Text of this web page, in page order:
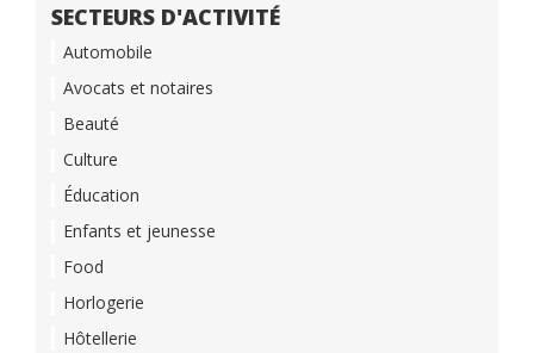
SECTEURS D'ACTIVITÉ
Automobile
Avocats et notaires
Beauté
Culture
Éducation
Enfants et jeunesse
Food
Horlogerie
Hôtellerie